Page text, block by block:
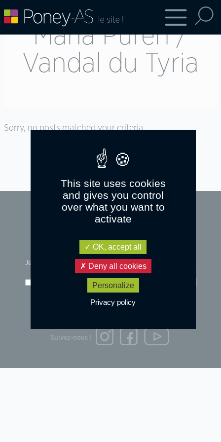
Maria Puren /
Vandal du Tyria
Sorry, no posts matched your criteria.
© 2023 DESIGN byOVARMA STUDIO
Je m'inscris à la newsletter :
conditions d'utilisationdes données
Suivez-nous !
This site uses cookies
and gives you control
over what you want to
activate
OK, accept all
Deny all cookies
Personalize
Privacy policy